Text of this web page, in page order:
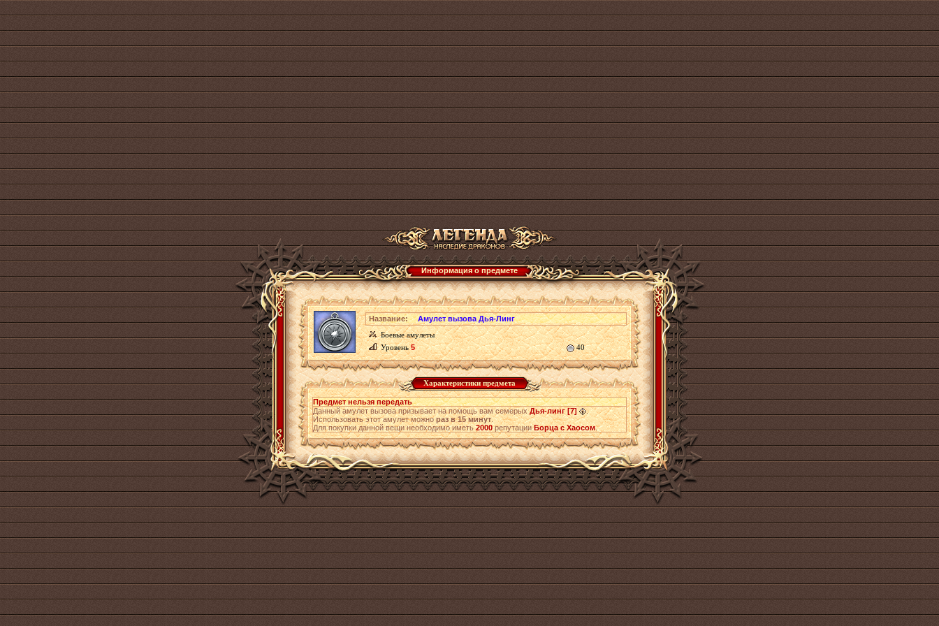
Информация о предмете
Название:
Амулет вызова Дья-Линг
Боевые амулеты
Уровень5 40
Характеристики предмета
Предмет нельзя передать
Данный амулет вызова призывает на помощь вам семерыхДья-линг [7]
.
Использовать этот амулет можнораз в 15 минут.
Для покупки данной вещи необходимо иметь2000репутацииБорца с Хаосом.